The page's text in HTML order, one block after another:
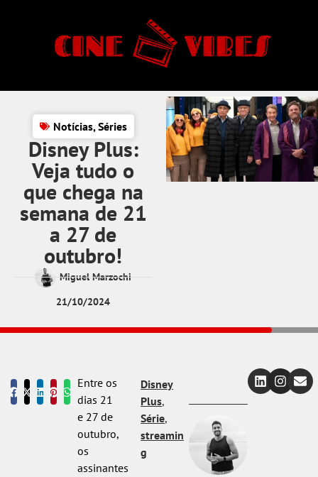
Notícias,Séries
Disney Plus:
Veja tudo o
que chega na
semana de 21
a 27 de
outubro!
Miguel Marzochi
21/10/2024
Entre os
dias 21
e 27 de
outubro,
os
assinantes
Disney
Plus,
Série,
streamin
g